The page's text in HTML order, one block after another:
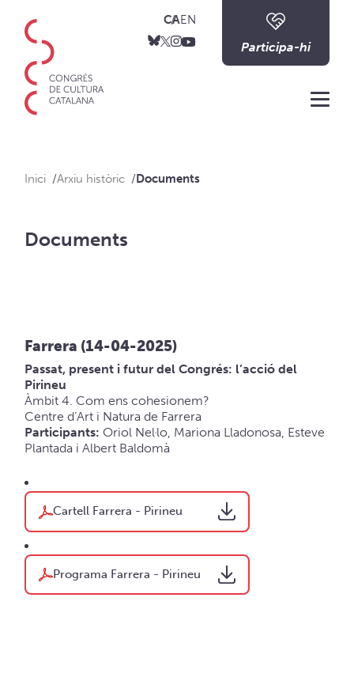
CAEN
Participa-hi
Inici Arxiu històric Documents
Documents
Farrera (14-04-2025)
Passat, present i futur del Congrés: l’acció del
Pirineu
Àmbit 4. Com ens cohesionem?
Centre d’Art i Natura de Farrera
Participants: Oriol Nel·lo, Mariona Lladonosa, Esteve
Plantada i Albert Baldomà
Cartell Farrera - Pirineu
Programa Farrera - Pirineu